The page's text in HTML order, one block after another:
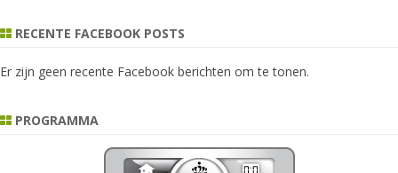
RECENTE FACEBOOK POSTS
Er zijn geen recente Facebook berichten om te tonen.
PROGRAMMA